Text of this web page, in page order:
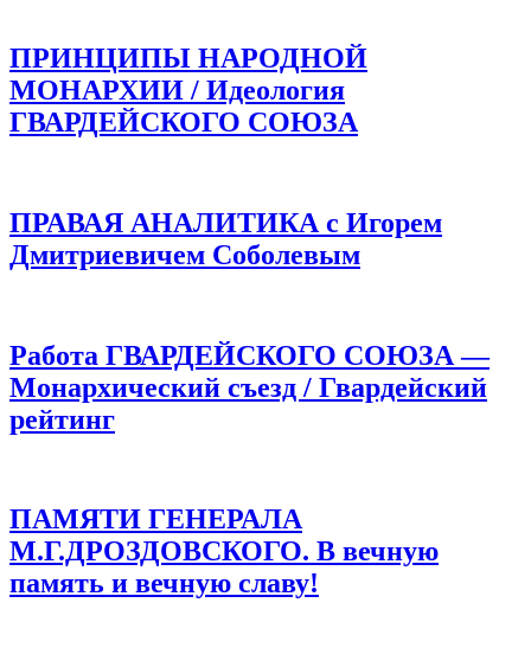
ПРИНЦИПЫ НАРОДНОЙ
МОНАРХИИ / Идеология
ГВАРДЕЙСКОГО СОЮЗА
ПРАВАЯ АНАЛИТИКА с Игорем
Дмитриевичем Соболевым
Работа ГВАРДЕЙСКОГО СОЮЗА —
Монархический съезд / Гвардейский
рейтинг
ПАМЯТИ ГЕНЕРАЛА
М.Г.ДРОЗДОВСКОГО. В вечную
память и вечную славу!